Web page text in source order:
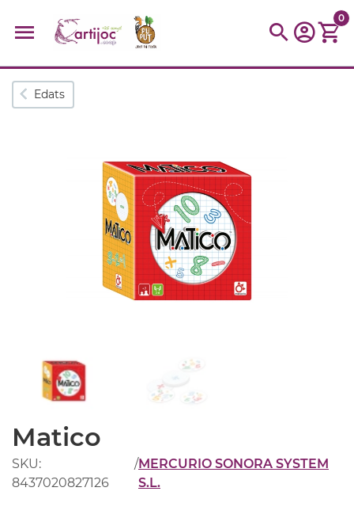
Cerques populars
0
Edats
Matico
SKU:
8437020827126
/MERCURIO SONORA SYSTEM
S.L.